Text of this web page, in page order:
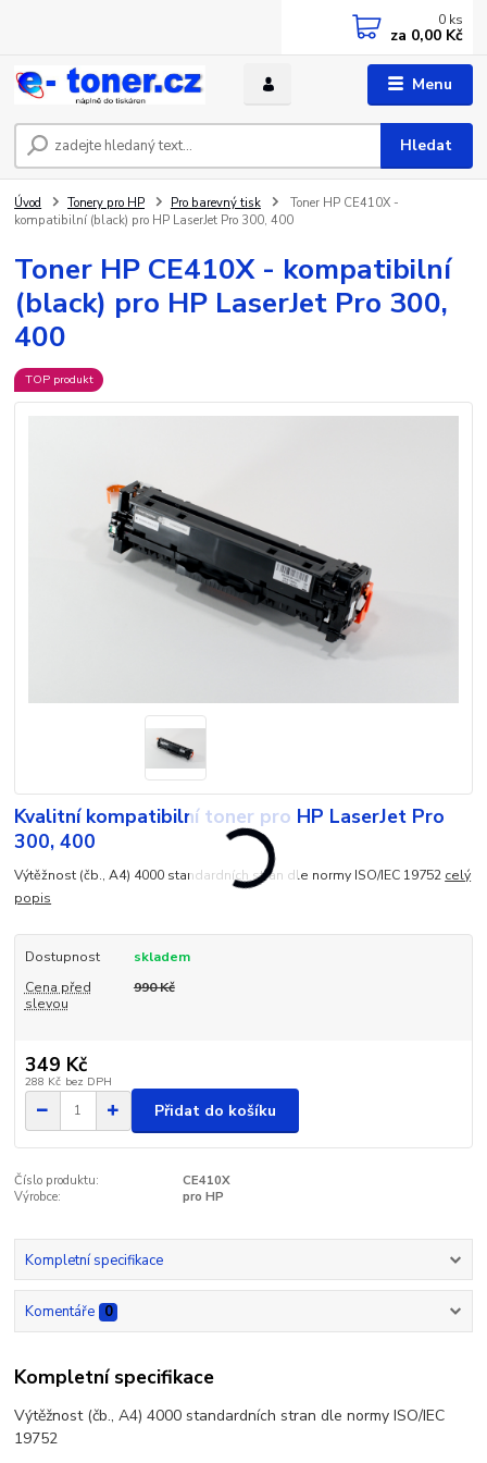
Menu
Hledat
0 ks
za 0,00 Kč
Úvod Tonery pro HP Pro barevný tisk
Toner HP CE410X -
kompatibilní (black) pro HP LaserJet Pro 300, 400
Toner HP CE410X - kompatibilní
(black) pro HP LaserJet Pro 300,
400
TOP produkt
Kvalitní kompatibilní toner pro HP LaserJet Pro
300, 400
Výtěžnost (čb., A4) 4000 standardních stran dle normy ISO/IEC 19752 celý
popis
Dostupnost
skladem
Cena před
slevou
990 Kč
349 Kč
288 Kč bez DPH
Přidat do košíku
Číslo produktu:
CE410X
Výrobce:
pro HP
Kompletní specifikace
Komentáře 0
Kompletní specifikace
Výtěžnost (čb., A4) 4000 standardních stran dle normy ISO/IEC
19752